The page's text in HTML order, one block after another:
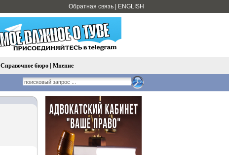
Обратная связь ENGLISH
Справочное бюро| Мнение